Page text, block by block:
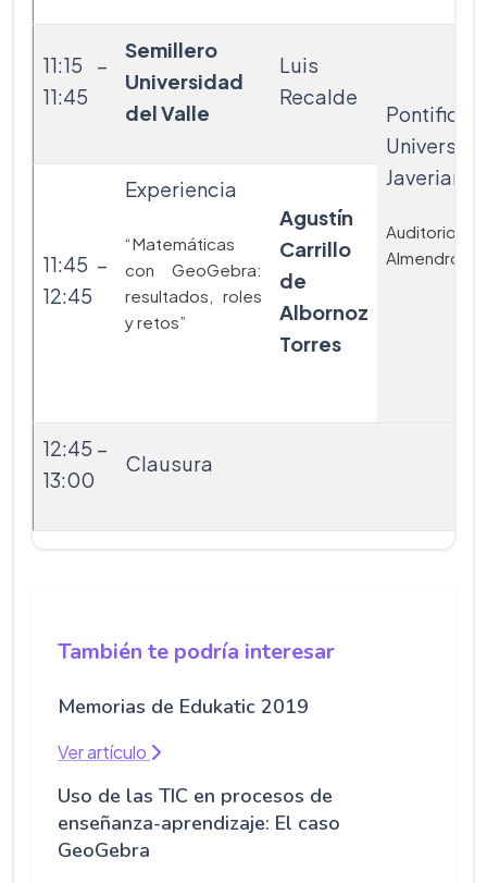
11:15 –
11:45
Semillero
Universidad
del Valle
Luis
Recalde
Pontificia
Javeriana
Auditorio
Almendros
11:45 –
12:45
Experiencia
“Matemáticas
con GeoGebra:
resultados, roles
y retos”
Agustín
Carrillo
de
Albornoz
Torres
12:45 –
13:00
Clausura
También te podría interesar
Memorias de Edukatic 2019
Ver artículo
Uso de las TIC en procesos de
enseñanza-aprendizaje: El caso
GeoGebra